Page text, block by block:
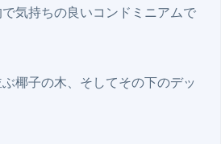
気持ちの良いコンドミニアムで
椰子の木、そしてその下のデッ